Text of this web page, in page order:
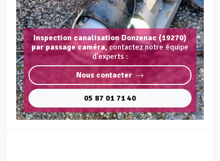
Inspection canalisation Donzenac (19270)
par passage caméra,contactez notre équipe
d'experts :
Nous contacter
05 87 01 71 40